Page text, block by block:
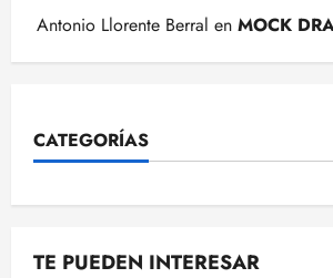
Antonio Llorente Berral en MOCK
CATEGORÍAS
TE PUEDEN INTERESAR